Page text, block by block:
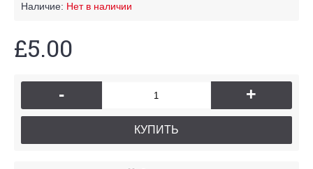
Наличие: Нет в наличии
£5.00
- +
КУПИТЬ